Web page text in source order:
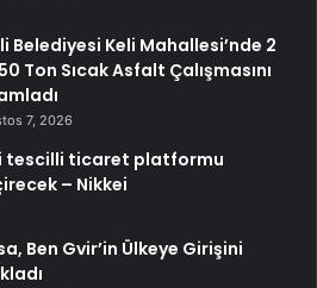
Belediyesi Keli Mahallesi’nde 2
Ton Sıcak Asfalt Çalışmasını
7, 2026
tescilli ticaret platformu
– Nikkei
Ben Gvir’in Ülkeye Girişini